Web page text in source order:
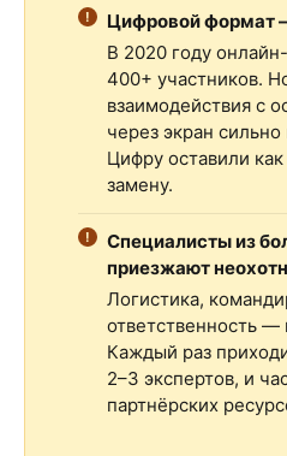
Цифровой формат
В 2020 году
400+ участников.
взаимодействия с
через экран
Цифру оставили
замену.
Специалисты из
приезжают
Логистика,
ответственность —
Каждый раз
2–3 экспертов, и
партнёрских